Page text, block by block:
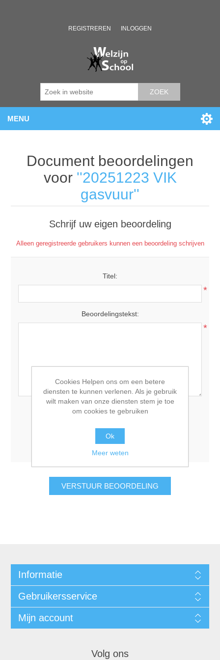
REGISTREREN INLOGGEN
ZOEK
MENU
Document beoordelingen
voor
20251223 VIK
gasvuur
Schrijf uw eigen beoordeling
Alleen geregistreerde gebruikers kunnen een beoordeling schrijven
Titel:
*
Beoordelingstekst:
*
Waardering:
Uitstekend
VERSTUUR BEOORDELING
Informatie
Gebruikersservice
Mijn account
Volg ons
Cookies Helpen ons om een betere
diensten te kunnen verlenen. Als je gebruik
wilt maken van onze diensten stem je toe
om cookies te gebruiken
Ok
Meer weten